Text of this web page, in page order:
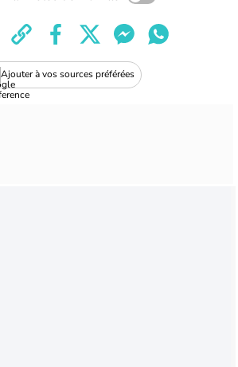
Ajouter à vos sources préférées